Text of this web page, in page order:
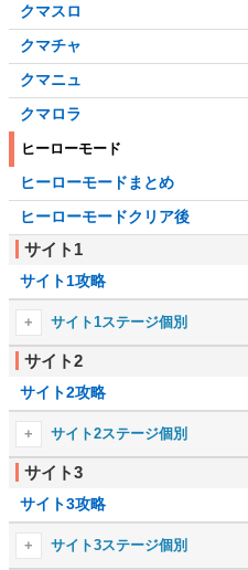
クマスロ
クマチャ
クマニュ
クマロラ
ヒーローモード
ヒーローモードまとめ
ヒーローモードクリア後
サイト1
サイト1攻略
サイト1ステージ個別
1-1
1-3
1-5
1-7
サイト2
サイト2攻略
サイト2ステージ個別
2-1
2-3
2-5
サイト3
サイト3攻略
サイト3ステージ個別